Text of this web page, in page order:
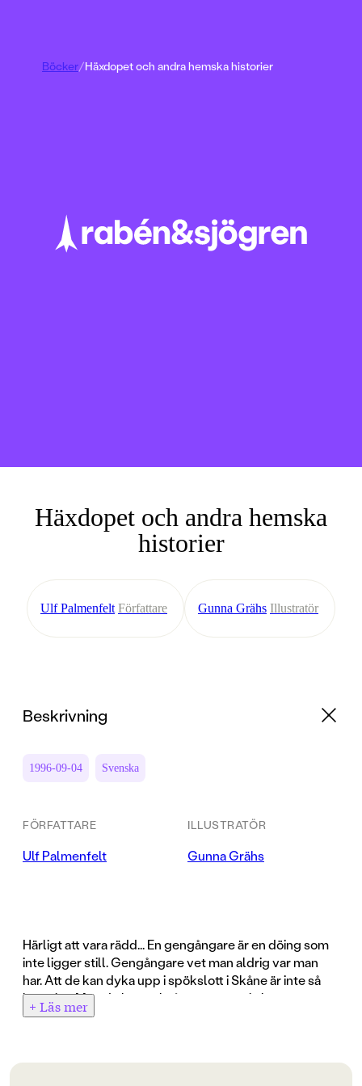
Häxdopet och andra hemska
historier
Ulf Palmenfelt Författare Gunna Grähs Illustratör
Böcker/Häxdopet och andra hemska historier
Beskrivning
1996-09-04 Svenska
FÖRFATTARE
Ulf Palmenfelt
ILLUSTRATÖR
Gunna Grähs
Härligt att vara rädd... En gengångare är en döing som
inte ligger still. Gengångare vet man aldrig var man
har. Att de kan dyka upp i spökslott i Skåne är inte så
konstigt. Men de kan också promenera in hos en
fotograf i Stockholm eller ligga i materialskåpet i
+ Läs mer